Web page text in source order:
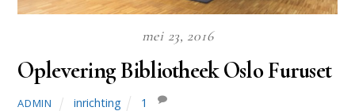
mei 23, 2016
Oplevering Bibliotheek Oslo Furuset
ADMIN inrichting 1